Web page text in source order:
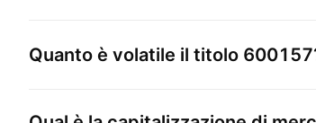
Quanto è volatile il titolo 600157